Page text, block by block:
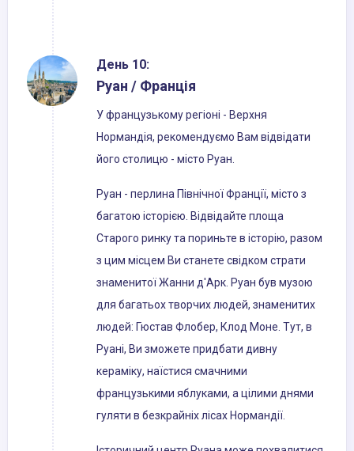
День 10:
Руан / Франція
У французькому регіоні - Верхня
Нормандія, рекомендуємо Вам відвідати
його столицю - місто Руан.
Руан - перлина Північної Франції, місто з
багатою історією. Відвідайте площа
Старого ринку та пориньте в історію, разом
з цим місцем Ви станете свідком страти
знаменитої Жанни д'Арк. Руан був музою
для багатьох творчих людей, знаменитих
людей: Гюстав Флобер, Клод Моне. Тут, в
Руані, Ви зможете придбати дивну
кераміку, наїстися смачними
французькими яблуками, а цілими днями
гуляти в безкрайніх лісах Нормандії.